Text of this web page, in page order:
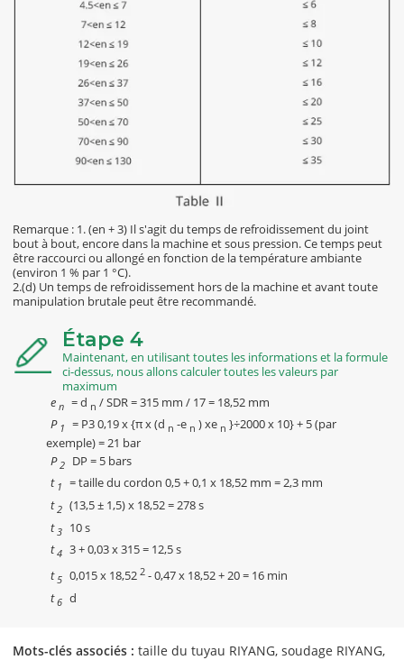
Remarque : 1. (en + 3) Il s'agit du temps de refroidissement du joint
bout à bout, encore dans la machine et sous pression. Ce temps peut
être raccourci ou allongé en fonction de la température ambiante
(environ 1 % par 1 °C).
2.(d) Un temps de refroidissement hors de la machine et avant toute
manipulation brutale peut être recommandé.
Étape 4
Maintenant, en utilisant toutes les informations et la formule
ci-dessus, nous allons calculer toutes les valeurs par
maximum
e n = d n / SDR = 315 mm / 17 = 18,52 mm
P 1 = P3 0,19 x {π x (d n -e n ) xe n }÷2000 x 10} + 5 (par
exemple) = 21 bar
P2 DP = 5 bars
t 1 = taille du cordon 0,5 + 0,1 x 18,52 mm = 2,3 mm
t2 (13,5 ± 1,5) x 18,52 = 278 s
t 3 10 s
t4 3 + 0,03 x 315 = 12,5 s
t 5 0,015 x 18,522 - 0,47 x 18,52 + 20 = 16 min
t6 d
Mots-clés associés : taille du tuyau RIYANG, soudage RIYANG,